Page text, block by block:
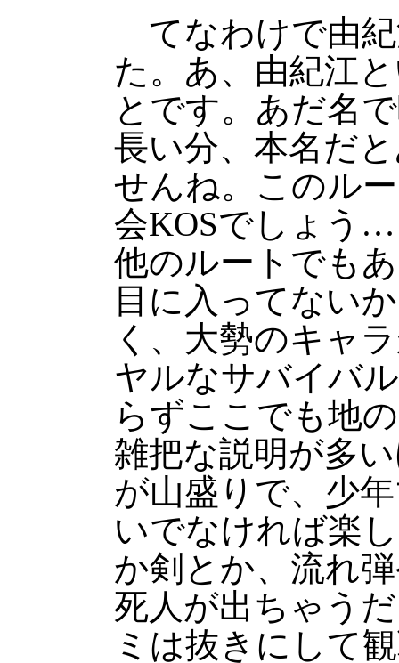
てなわけで由
た。あ、由紀江
とです。あだ名
長い分、本名だ
せんね。このル
会KOSでしょう
他のルートでも
目に入ってない
く、大勢のキャ
ヤルなサバイバ
らずここでも地
雑把な説明が多
が山盛りで、少
いでなければ楽
か剣とか、流れ
死人が出ちゃう
ミは抜きにして